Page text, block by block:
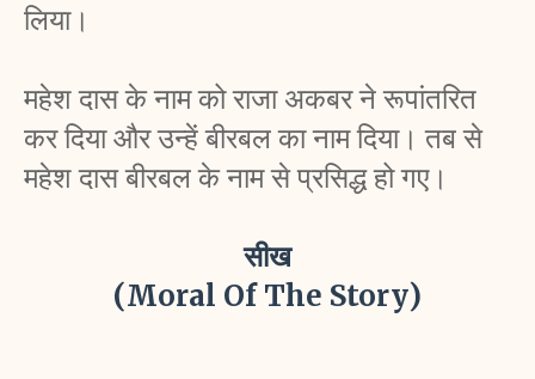
लिया।
महेश दास के नाम को राजा अकबर ने रूपांतरित
कर दिया और उन्हें बीरबल का नाम दिया। तब से
महेश दास बीरबल के नाम से प्रसिद्ध हो गए।
सीख
(Moral Of The Story)